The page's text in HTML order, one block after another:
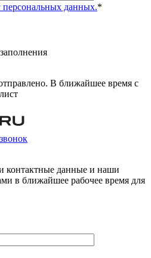
персональных данных.*
В ближайшее время с
контактные данные и наши
в ближайшее рабочее время для